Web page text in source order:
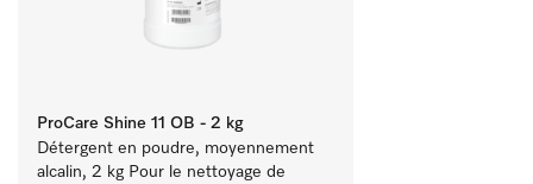
ProCare Shine 11 OB - 2 kg
Détergent en poudre, moyennement
alcalin, 2 kg Pour le nettoyage de